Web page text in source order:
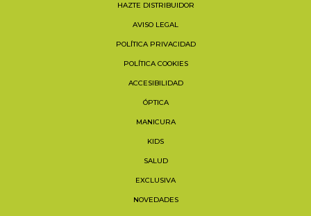
HAZTE DISTRIBUIDOR
AVISO LEGAL
POLÍTICA PRIVACIDAD
POLÍTICA COOKIES
ACCESIBILIDAD
ÓPTICA
MANICURA
KIDS
SALUD
EXCLUSIVA
NOVEDADES